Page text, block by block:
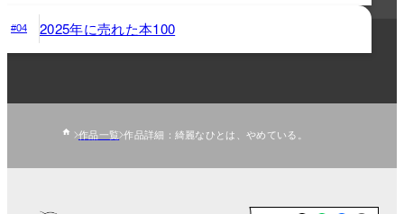
#04 2025年に売れた本100
作品一覧 作品詳細：綺麗なひとは、やめている。